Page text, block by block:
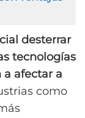
desterrar
tecnologías
afectar a
como